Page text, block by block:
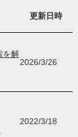
更新日時
を解
2026/3/26
2022/3/18